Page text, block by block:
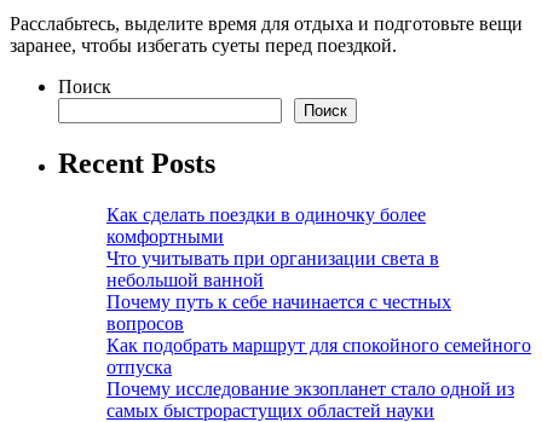
Расслабьтесь, выделите время для отдыха и подготовьте вещи
заранее, чтобы избегать суеты перед поездкой.
Поиск
Поиск
Recent Posts
Как сделать поездки в одиночку более
комфортными
Что учитывать при организации света в
небольшой ванной
Почему путь к себе начинается с честных
вопросов
Как подобрать маршрут для спокойного семейного
отпуска
Почему исследование экзопланет стало одной из
самых быстрорастущих областей науки